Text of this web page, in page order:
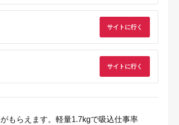
サイトに行く
サイトに行く
もらえます。軽量1.7kgで吸込仕事率